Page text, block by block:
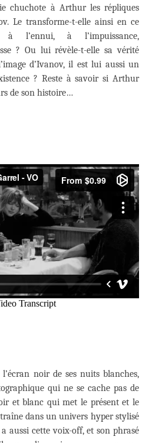
chuchote à Arthur les répliques
Le transforme-t-elle ainsi en ce
à l’ennui, à l’impuissance,
? Ou lui révèle-t-elle sa vérité
d’Ivanov, il est lui aussi un
? Reste à savoir si Arthur
de son histoire…
noir de ses nuits blanches,
qui ne se cache pas de
et blanc qui met le présent et le
dans un univers hyper stylisé
aussi cette voix-off, et son phrasé